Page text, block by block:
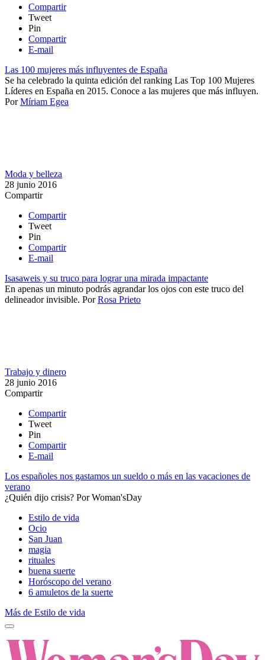
Compartir
Tweet
Pin
Compartir
E-mail
Las 100 mujeres más influyentes de España
​​Se ha celebrado la quinta edición del ranking Las Top 100 Mujeres
Líderes en España en 2015. Conoce a las mujeres que más influyen.
PorMíriam Egea
Moda y belleza
28 junio 2016
Compartir
Compartir
Tweet
Pin
Compartir
E-mail
Isasaweis y su truco para lograr una mirada impactante
​En apenas un minuto podrás agrandar los ojos con este truco del
delineador invisible. PorRosa Prieto
Trabajo y dinero
28 junio 2016
Compartir
Compartir
Tweet
Pin
Compartir
E-mail
Los españoles nos gastamos un sueldo o más en las vacaciones de
verano
¿Quién dijo crisis? PorWoman'sDay
Estilo de vida
Ocio
San Juan
magia
rituales
buena suerte
Horóscopo del verano
6 amuletos de la suerte
Más de Estilo de vida